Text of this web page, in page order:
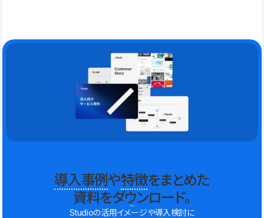
導入事例や特徴をまとめた
資料をダウンロード。
Studioの活用イメージや導入検討に